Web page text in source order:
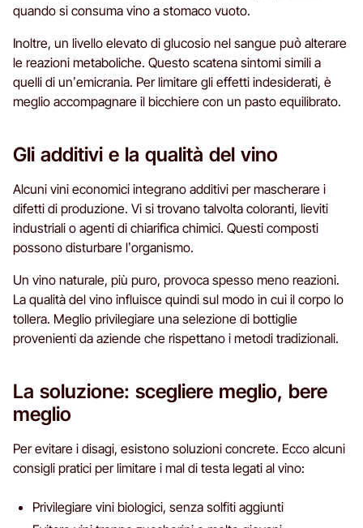
quando si consuma vino a stomaco vuoto.
Inoltre, un livello elevato di glucosio nel sangue può alterare
le reazioni metaboliche. Questo scatena sintomi simili a
quelli di un’emicrania. Per limitare gli effetti indesiderati, è
meglio accompagnare il bicchiere con un pasto equilibrato.
Gli additivi e la qualità del vino
Alcuni vini economici integrano additivi per mascherare i
difetti di produzione. Vi si trovano talvolta coloranti, lieviti
industriali o agenti di chiarifica chimici. Questi composti
possono disturbare l’organismo.
Un vino naturale, più puro, provoca spesso meno reazioni.
La qualità del vino influisce quindi sul modo in cui il corpo lo
tollera. Meglio privilegiare una selezione di bottiglie
provenienti da aziende che rispettano i metodi tradizionali.
La soluzione: scegliere meglio, bere
meglio
Per evitare i disagi, esistono soluzioni concrete. Ecco alcuni
consigli pratici per limitare i mal di testa legati al vino:
Privilegiare vini biologici, senza solfiti aggiunti